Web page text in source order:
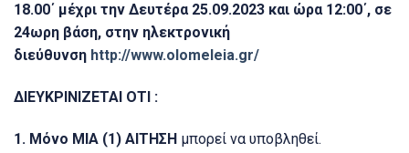
18.00΄ μέχρι την Δευτέρα 25.09.2023 και ώρα 12:00΄, σε
24ωρη βάση, στην ηλεκτρονική
διεύθυνση http://www.olomeleia.gr/
ΔΙΕΥΚΡΙΝΙΖΕΤΑΙ ΟΤΙ :
1. Μόνο ΜΙΑ (1) ΑΙΤΗΣΗ μπορεί να υποβληθεί.